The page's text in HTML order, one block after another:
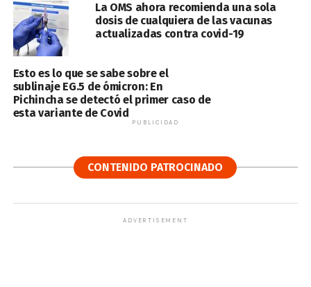
La OMS ahora recomienda una sola
dosis de cualquiera de las vacunas
actualizadas contra covid-19
Esto es lo que se sabe sobre el
sublinaje EG.5 de ómicron: En
Pichincha se detectó el primer caso de
esta variante de Covid
PUBLICIDAD
CONTENIDO PATROCINADO
ADVERTISEMENT